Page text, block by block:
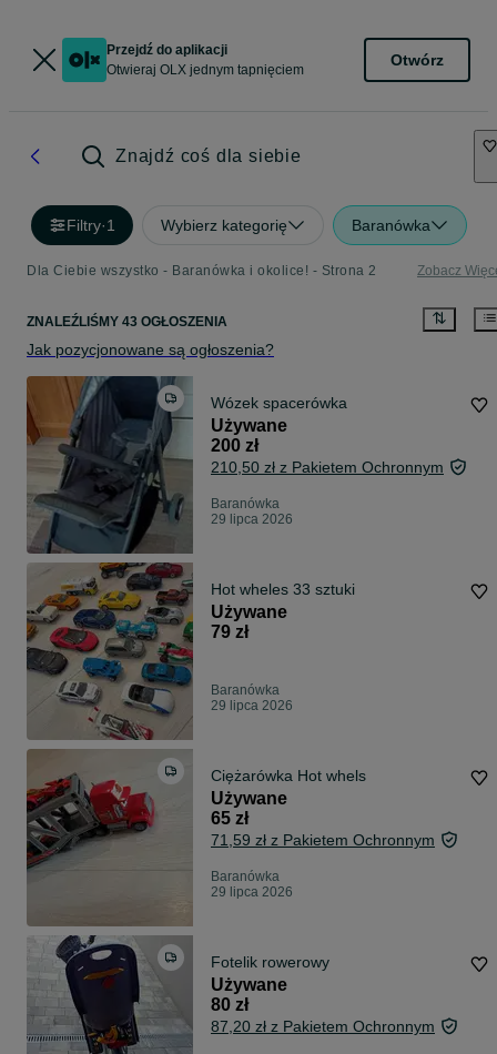
Przejdź do aplikacji
Otwieraj OLX jednym tapnięciem
Otwórz
Znajdź coś dla siebie
Filtry·1 Wybierz kategorię Baranówka
Dla Ciebie wszystko - Baranówka i okolice! - Strona 2 Zobacz
ZNALEŹLIŚMY 43 OGŁOSZENIA
Jak pozycjonowane są ogłoszenia?
Wózek spacerówka
Używane
200 zł
210,50 zł z Pakietem Ochronnym
Baranówka
29 lipca 2026
Hot wheles 33 sztuki
Używane
79 zł
Baranówka
29 lipca 2026
Ciężarówka Hot whels
Używane
65 zł
71,59 zł z Pakietem Ochronnym
Baranówka
29 lipca 2026
Fotelik rowerowy
Używane
80 zł
87,20 zł z Pakietem Ochronnym